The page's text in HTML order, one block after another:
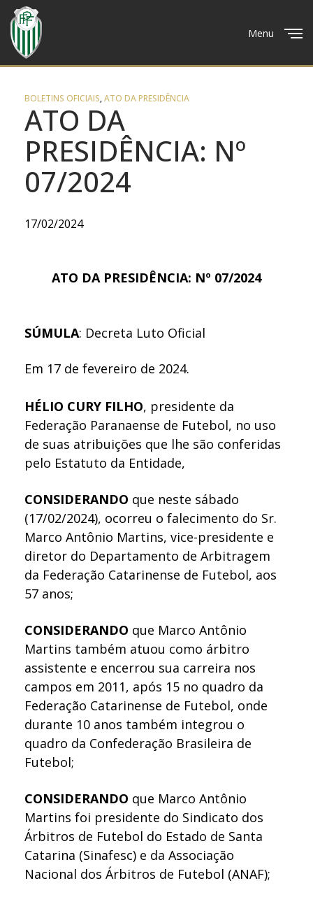
Menu
BOLETINS OFICIAIS,ATO DA PRESIDÊNCIA
ATO DA
PRESIDÊNCIA: Nº
07/2024
17/02/2024
ATO DA PRESIDÊNCIA: Nº 07/2024
SÚMULA: Decreta Luto Oficial
Em 17 de fevereiro de 2024.
HÉLIO CURY FILHO, presidente da
Federação Paranaense de Futebol, no uso
de suas atribuições que lhe são conferidas
pelo Estatuto da Entidade,
CONSIDERANDO que neste sábado
(17/02/2024), ocorreu o falecimento do Sr.
Marco Antônio Martins, vice-presidente e
diretor do Departamento de Arbitragem
da Federação Catarinense de Futebol, aos
57 anos;
CONSIDERANDO que Marco Antônio
Martins também atuou como árbitro
assistente e encerrou sua carreira nos
campos em 2011, após 15 no quadro da
Federação Catarinense de Futebol, onde
durante 10 anos também integrou o
quadro da Confederação Brasileira de
Futebol;
CONSIDERANDO que Marco Antônio
Martins foi presidente do Sindicato dos
Árbitros de Futebol do Estado de Santa
Catarina (Sinafesc) e da Associação
Nacional dos Árbitros de Futebol (ANAF);